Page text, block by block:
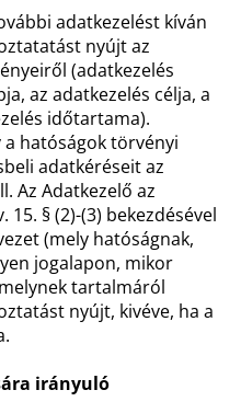
adatkezelést kíván
nyújt az
(adatkezelés
az adatkezelés célja, a
időtartama).
hatóságok törvényi
adatkéréseit az
Az Adatkezelő az
§ (2)-(3) bekezdésével
(mely hatóságnak,
jogalapon, mikor
tartalmáról
nyújt, kivéve, ha a
irányuló